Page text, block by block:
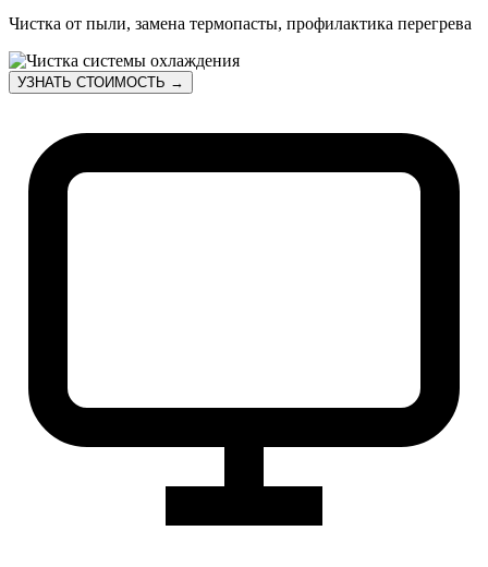
Чистка от пыли, замена термопасты, профилактика перегрева
УЗНАТЬ СТОИМОСТЬ →